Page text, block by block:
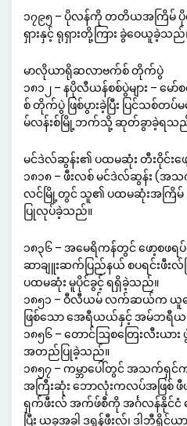
၁၇၉၅ – ပိုလန်ကို တတိယအကြိမ် ပိုင်းခ
ရှားနှင့် ရုရှားတို့ကြား ခွဲဝေယူခဲ့သည်
မာလိုယာရိုဆလာဗက်စ် တိုက်ပွဲ
၁၈၁၂ – နပိုလီယန်စစ်ပွဲများ –
စ် တိုက်ပွဲ ဖြစ်ပွားခဲ့ပြီး ပြင်သစ်
မ်လန်းစ်မြို့ဘက်သို့ ဆုတ်ခွာခဲ့ရသ
မင်ဒဲလ်ဆွန်း၏ ပထမဆုံး တီးဝိုင်းဖျေ
၁၈၁၈ – ဖီးလစ် မင်ဒဲလ်ဆွန်း (အသ
လင်မြို့တွင် သူ၏ ပထမဆုံးအကြိမ် အ
ပြုလုပ်ခဲ့သည်။
၁၈၃၆ – အမေရိကန်တွင် ဖော့စဖ
ဆာချူးဆက်ပြည်နယ် စပရင်းဖီ
ပထမဆုံး မူပိုင်ခွင့် ရရှိခဲ့သည်။
၁၈၅၁ – ဝီလီယမ် လက်ဆယ်က ယူရေ
ဖြစ်သော အေရီယယ်နှင့် အမ်ဘရီ
၁၈၅၆ – တောင်ဩစတြေးလီးယား
အတည်ပြုခဲ့သည်။
၁၈၅၇ – ကမ္ဘာပေါ်တွင် အသက်ရှင်
အကြီးဆုံး ဘောလုံးကလပ်အဖြစ်
ရှက်ဖီးလ် အက်ဖ်စီကို အင်္ဂလန်နိုင်
ပြီး ယခုအခါ ဒရွန်ဖီးလ်၊ ဒါဘီရှို